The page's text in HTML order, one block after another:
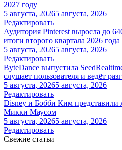
2027 году
5 августа, 20265 августа, 2026
Редактировать
Аудитория Pinterest выросла до
итоги второго квартала 2026 года
5 августа, 20265 августа, 2026
Редактировать
ByteDance выпустила
слушает пользователя и ведёт
5 августа, 20265 августа, 2026
Редактировать
Disney и Бобби Ким представили
Микки Маусом
5 августа, 20265 августа, 2026
Редактировать
Свежие статьи